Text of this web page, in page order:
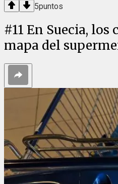
5puntos
#11 En Suecia,
mapa del